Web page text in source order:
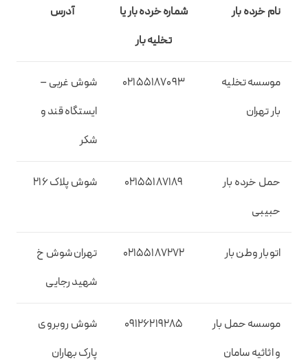
نام خرده بار
شماره خرده بار یا
تخلیه بار
آدرس
موسسه تخلیه
بار تهران
02155187093
شوش غربی –
ایستگاه قند و
شکر
حمل خرده بار
حبیبی
02155187189 شوش پلاک 216
اتوبار وطن بار 02155187272
تهران شوش خ
شهید رجایی
موسسه حمل بار
و اثاثیه سامان
09126219285
شوش روبروی
پارک بهاران